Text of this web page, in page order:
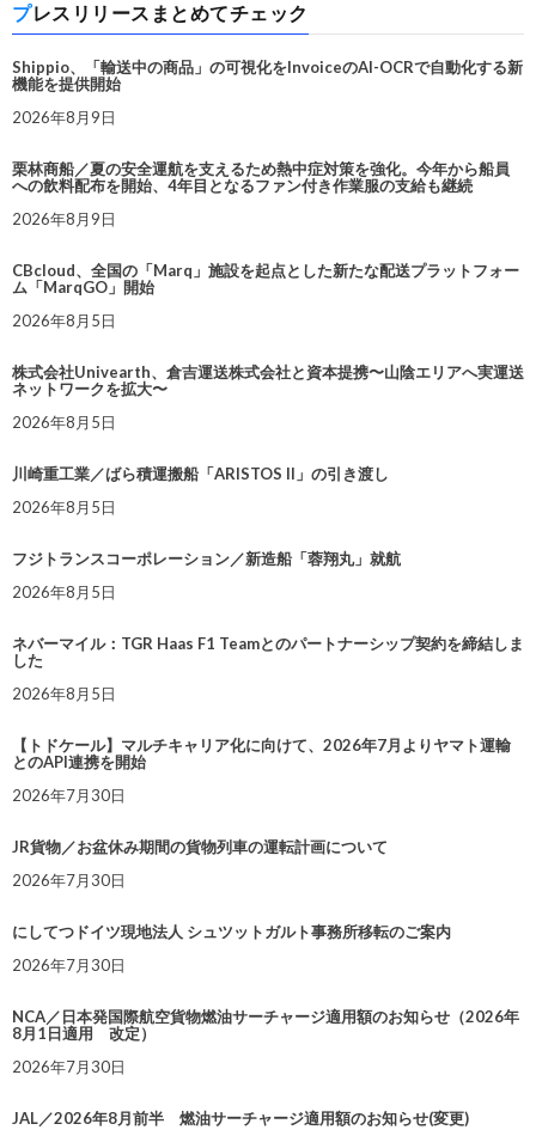
プレスリリースまとめてチェック
Shippio、「輸送中の商品」の可視化をInvoiceのAI-OCRで自動化する新
機能を提供開始
2026年8月9日
栗林商船／夏の安全運航を支えるため熱中症対策を強化。今年から船員
への飲料配布を開始、4年目となるファン付き作業服の支給も継続
2026年8月9日
CBcloud、全国の「Marq」施設を起点とした新たな配送プラットフォー
ム「MarqGO」開始
2026年8月5日
株式会社Univearth、倉吉運送株式会社と資本提携〜山陰エリアへ実運送
ネットワークを拡大〜
2026年8月5日
川崎重工業／ばら積運搬船「ARISTOS II」の引き渡し
2026年8月5日
フジトランスコーポレーション／新造船「蓉翔丸」就航
2026年8月5日
ネバーマイル：TGR Haas F1 Teamとのパートナーシップ契約を締結しま
した
2026年8月5日
【トドケール】マルチキャリア化に向けて、2026年7月よりヤマト運輸
とのAPI連携を開始
2026年7月30日
JR貨物／お盆休み期間の貨物列車の運転計画について
2026年7月30日
にしてつドイツ現地法人 シュツットガルト事務所移転のご案内
2026年7月30日
NCA／日本発国際航空貨物燃油サーチャージ適用額のお知らせ（2026年
8月1日適用 改定）
2026年7月30日
JAL／2026年8月前半 燃油サーチャージ適用額のお知らせ(変更)